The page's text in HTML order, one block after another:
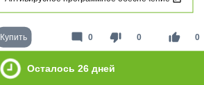
Купить thumb_down 0 thumb_up 0
mode_comment 0
Осталось 26 дней